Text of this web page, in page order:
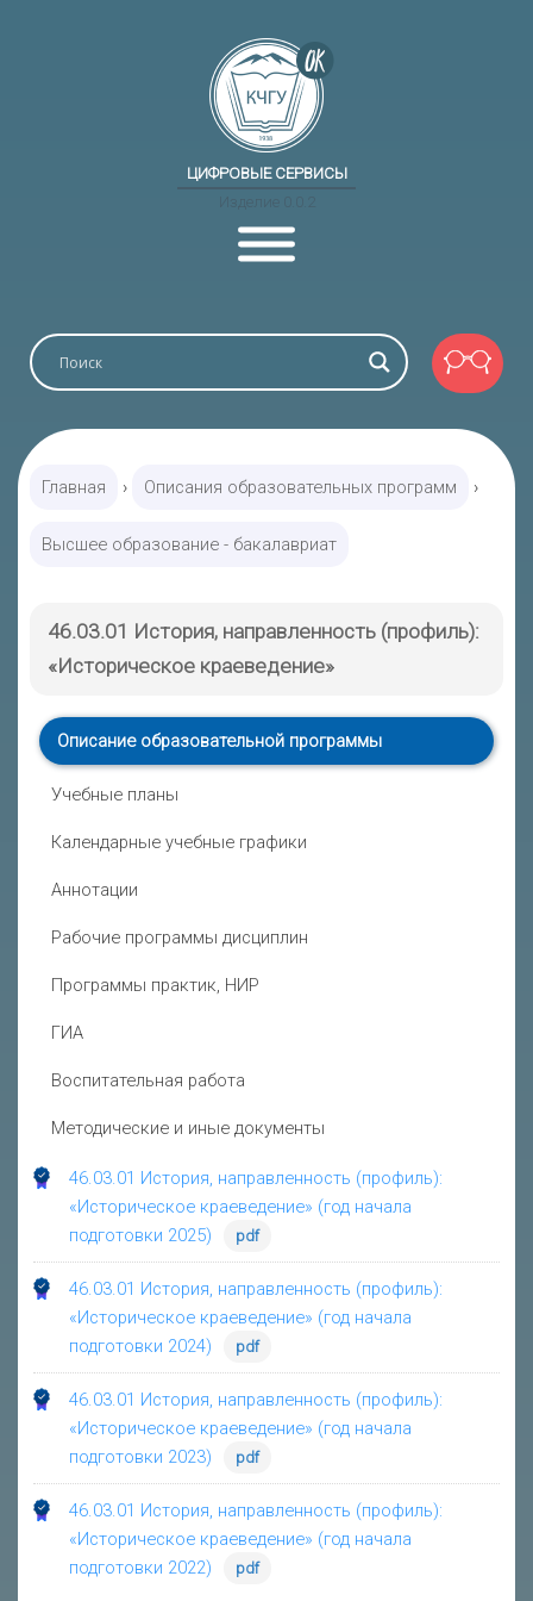
ЦИФРОВЫЕ СЕРВИСЫ
Главная › Описания образовательных программ ›
Высшее образование - бакалавриат
46.03.01 История, направленность (профиль):
«Историческое краеведение»
Описание образовательной программы
Учебные планы
Календарные учебные графики
Аннотации
Рабочие программы дисциплин
Программы практик, НИР
ГИА
Воспитательная работа
Методические и иные документы
46.03.01 История, направленность (профиль):
«Историческое краеведение» (год начала
подготовки 2025)
pdf
46.03.01 История, направленность (профиль):
«Историческое краеведение» (год начала
подготовки 2024)
pdf
46.03.01 История, направленность (профиль):
«Историческое краеведение» (год начала
подготовки 2023)
pdf
46.03.01 История, направленность (профиль):
«Историческое краеведение» (год начала
подготовки 2022)
pdf